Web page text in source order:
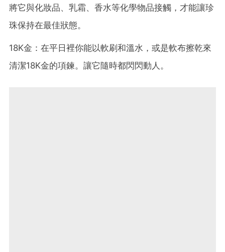
將它與化妝品、乳霜、香水等化學物品接觸，才能讓珍
珠保持在最佳狀態。
18K金：在平日裡你能以軟刷和溫水，或是軟布擦乾來
清潔18K金的項鍊。讓它隨時都閃閃動人。